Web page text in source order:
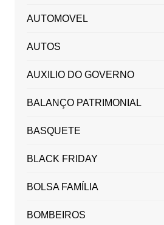
AUTOMOVEL
AUTOS
AUXILIO DO GOVERNO
BALANÇO PATRIMONIAL
BASQUETE
BLACK FRIDAY
BOLSA FAMÍLIA
BOMBEIROS